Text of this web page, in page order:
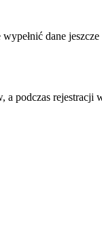
dane jeszcze